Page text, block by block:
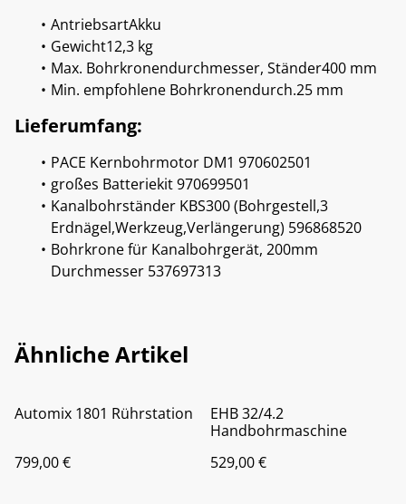
AntriebsartAkku
Gewicht12,3 kg
Max. Bohrkronendurchmesser, Ständer400 mm
Min. empfohlene Bohrkronendurch.25 mm
Lieferumfang:
PACE Kernbohrmotor DM1 970602501
großes Batteriekit 970699501
Kanalbohrständer KBS300 (Bohrgestell,3
Erdnägel,Werkzeug,Verlängerung) 596868520
Bohrkrone für Kanalbohrgerät, 200mm
Durchmesser 537697313
Ähnliche Artikel
Automix 1801 Rührstation
799,00 €
EHB 32/4.2
Handbohrmaschine
529,00 €